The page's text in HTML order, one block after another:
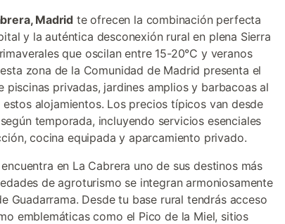
Madrid te ofrecen la combinación perfecta
y la auténtica desconexión rural en plena Sierra
que oscilan entre 15-20°C y veranos
zona de la Comunidad de Madrid presenta el
piscinas privadas, jardines amplios y barbacoas al
alojamientos. Los precios típicos van desde
temporada, incluyendo servicios esenciales
cocina equipada y aparcamiento privado.
en La Cabrera uno de sus destinos más
de agroturismo se integran armoniosamente
Guadarrama. Desde tu base rural tendrás acceso
emblemáticas como el Pico de la Miel, sitios